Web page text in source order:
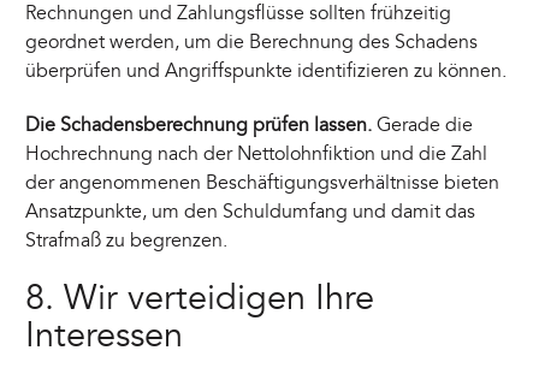
Rechnungen und Zahlungsflüsse sollten frühzeitig
geordnet werden, um die Berechnung des Schadens
überprüfen und Angriffspunkte identifizieren zu können.
Die Schadensberechnung prüfen lassen. Gerade die
Hochrechnung nach der Nettolohnfiktion und die Zahl
der angenommenen Beschäftigungsverhältnisse bieten
Ansatzpunkte, um den Schuldumfang und damit das
Strafmaß zu begrenzen.
8. Wir verteidigen Ihre
Interessen